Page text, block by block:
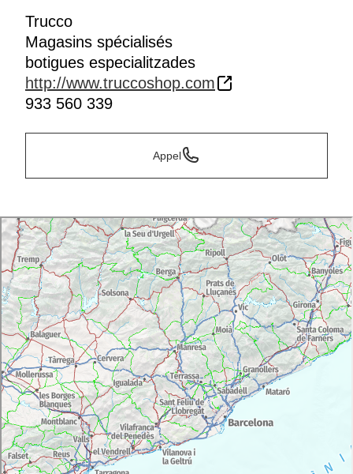
Trucco
Magasins spécialisés
botigues especialitzades
http://www.truccoshop.com
933 560 339
Appel